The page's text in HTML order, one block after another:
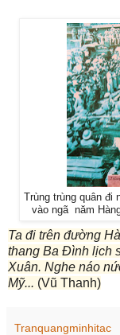
Trùng trùng quân
vào ngã năm
Ta đi trên đường
thang Ba Đình lịch
Xuân. Nghe náo
Mỹ... (Vũ Thanh)
Tranquangminhitac